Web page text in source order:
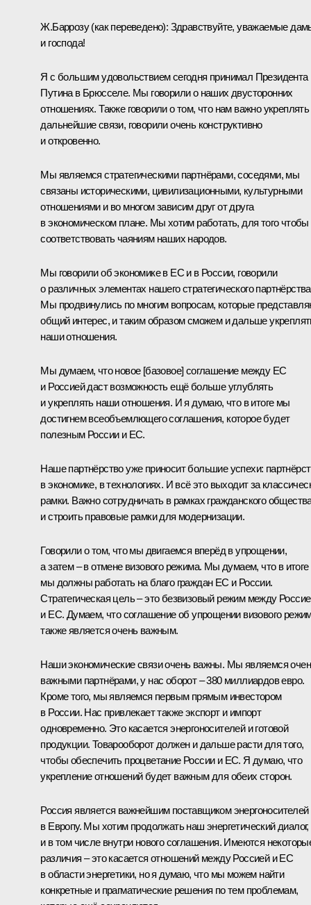
Ж.Баррозу (как переведено): Здравствуйте, уважаемые
и господа!
Я с большим удовольствием сегодня принимал Президента
Путина в Брюсселе. Мы говорили о наших двусторонних
отношениях. Также говорили о том, что нам важно укреплять
дальнейшие связи, говорили очень конструктивно
и откровенно.
Мы являемся стратегическими партнёрами, соседями, мы
связаны историческими, цивилизационными, культурными
отношениями и во многом зависим друг от друга
в экономическом плане. Мы хотим работать, для того чтобы
соответствовать чаяниям наших народов.
Мы говорили об экономике в ЕС и в России, говорили
о различных элементах нашего стратегического
Мы продвинулись по многим вопросам, которые
общий интерес, и таким образом сможем и дальше
наши отношения.
Мы думаем, что новое [базовое] соглашение между ЕС
и Россией даст возможность ещё больше углублять
и укреплять наши отношения. И я думаю, что в итоге мы
достигнем всеобъемлющего соглашения, которое будет
полезным России и ЕС.
Наше партнёрство уже приносит большие успехи:
в экономике, в технологиях. И всё это выходит за
рамки. Важно сотрудничать в рамках гражданского
и строить правовые рамки для модернизации.
Говорили о том, что мы двигаемся вперёд в упрощении,
а затем – в отмене визового режима. Мы думаем, что в итоге
мы должны работать на благо граждан ЕС и России.
Стратегическая цель – это безвизовый режим между
и ЕС. Думаем, что соглашение об упрощении визового
также является очень важным.
Наши экономические связи очень важны. Мы являемся
важными партнёрами, у нас оборот – 380 миллиардов евро.
Кроме того, мы являемся первым прямым инвестором
в России. Нас привлекает также экспорт и импорт
одновременно. Это касается энергоносителей и готовой
продукции. Товарооборот должен и дальше расти для того,
чтобы обеспечить процветание России и ЕС. Я думаю, что
укрепление отношений будет важным для обеих сторон.
Россия является важнейшим поставщиком энергоносителей
в Европу. Мы хотим продолжать наш энергетический диалог,
и в том числе внутри нового соглашения. Имеются
различия – это касается отношений между Россией и ЕС
в области энергетики, но я думаю, что мы можем найти
конкретные и прагматические решения по тем проблемам,